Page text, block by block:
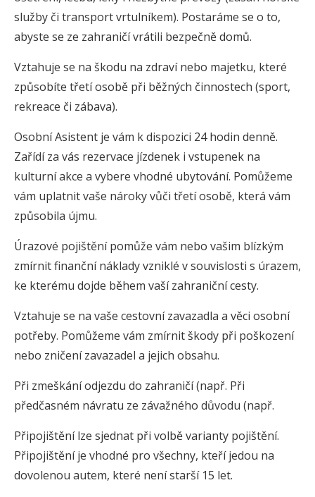
služby či transport vrtulníkem). Postaráme se o to,
abyste se ze zahraničí vrátili bezpečně domů.
Vztahuje se na škodu na zdraví nebo majetku, které
způsobíte třetí osobě při běžných činnostech (sport,
rekreace či zábava).
Osobní Asistent je vám k dispozici 24 hodin denně.
Zařídí za vás rezervace jízdenek i vstupenek na
kulturní akce a vybere vhodné ubytování. Pomůžeme
vám uplatnit vaše nároky vůči třetí osobě, která vám
způsobila újmu.
Úrazové pojištění pomůže vám nebo vašim blízkým
zmírnit finanční náklady vzniklé v souvislosti s úrazem,
ke kterému dojde během vaší zahraniční cesty.
Vztahuje se na vaše cestovní zavazadla a věci osobní
potřeby. Pomůžeme vám zmírnit škody při poškození
nebo zničení zavazadel a jejich obsahu.
Při zmeškání odjezdu do zahraničí (např. Při
předčasném návratu ze závažného důvodu (např.
Připojištění lze sjednat při volbě varianty pojištění.
Připojištění je vhodné pro všechny, kteří jedou na
dovolenou autem, které není starší 15 let.